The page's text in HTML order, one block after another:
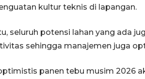
kultur teknis di lapangan.
seluruh potensi lahan yang ada
sehingga manajemen juga
panen tebu musim 2026